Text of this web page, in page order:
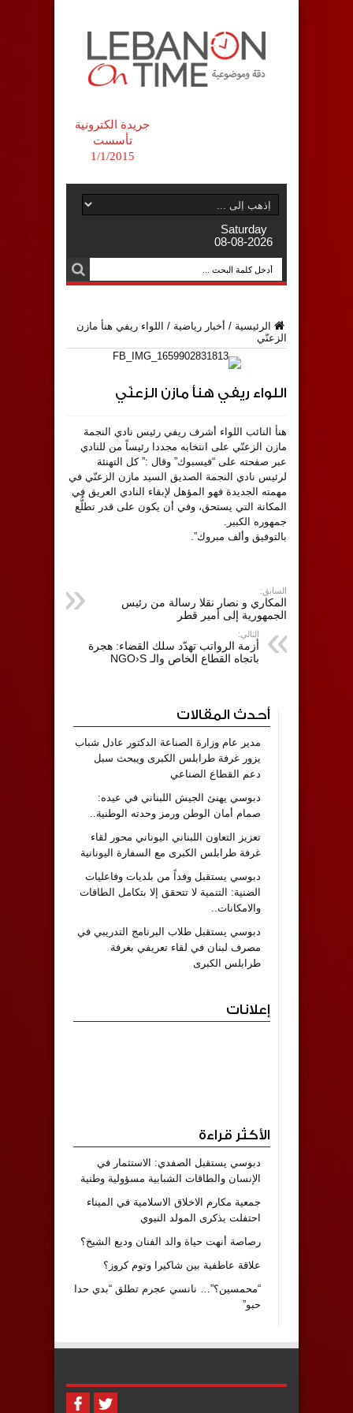
جريدة الكترونية
تأسست
1/1/2015
Saturday
08-08-2026
الرئيسية / أخبار رياضية / اللواء ريفي هنأ مازن
الزعنّي
اللواء ريفي هنأ مازن الزعنّي
هنأ النائب اللواء أشرف ريفي رئيس نادي النجمة
مازن الزعنّي على انتخابه مجددا رئيساً من للنادي
عبر صفحته على “فيسبوك” وقال :” ‏كل التهنئة
لرئيس نادي النجمة الصديق السيد مازن الزعنّي في
مهمته الجديدة فهو المؤهل لإبقاء النادي العريق في
المكانة التي يستحق، وفي أن يكون على قدر تطلُّع
جمهوره الكبير.
بالتوفيق وألف مبروك”.
السابق:
المكاري و نصار نقلا رسالة من رئيس
الجمهورية إلى أمير قطر
التالي:
أزمة الرواتب تهدّد سلك القضاء: هجرة
باتجاه القطاع الخاص والـ NGO›S
أحدث المقالات
مدير عام وزارة الصناعة الدكتور عادل شباب
يزور غرفة طرابلس الكبرى ويبحث سبل
دعم القطاع الصناعي
دبوسي يهنئ الجيش اللبناني في عيده:
صمام أمان الوطن ورمز وحدته الوطنية..
تعزيز التعاون اللبناني اليوناني محور لقاء
غرفة طرابلس الكبرى مع السفارة اليونانية
دبوسي يستقبل وفداً من بلديات وفاعليات
الضنية: التنمية لا تتحقق إلا بتكامل الطاقات
والامكانات..
دبوسي يستقبل طلاب البرنامج التدريبي في
مصرف لبنان في لقاء تعريفي بغرفة
طرابلس الكبرى
إعلانات
الأكثر قراءة
دبوسي يستقبل الصفدي: الاستثمار في
الإنسان والطاقات الشبابية مسؤولية وطنية
جمعية مكارم الاخلاق الاسلامية في الميناء
احتفلت بذكرى المولد النبوي
رصاصة أنهت حياة والد الفنان وديع الشيخ؟
علاقة عاطفية بين شاكيرا وتوم كروز؟
“محمسين؟”… نانسي عجرم تطلق “بدي حدا
حبو”